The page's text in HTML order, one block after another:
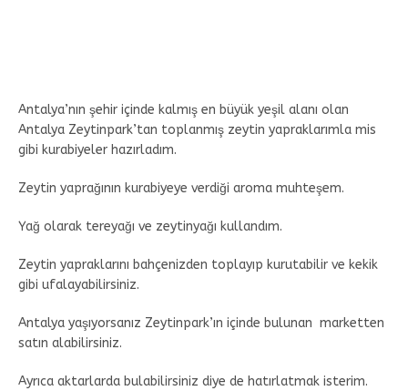
Antalya’nın şehir içinde kalmış en büyük yeşil alanı olan
Antalya Zeytinpark’tan toplanmış zeytin yapraklarımla mis
gibi kurabiyeler hazırladım.
Zeytin yaprağının kurabiyeye verdiği aroma muhteşem.
Yağ olarak tereyağı ve zeytinyağı kullandım.
Zeytin yapraklarını bahçenizden toplayıp kurutabilir ve kekik
gibi ufalayabilirsiniz.
Antalya yaşıyorsanız Zeytinpark’ın içinde bulunan marketten
satın alabilirsiniz.
Ayrıca aktarlarda bulabilirsiniz diye de hatırlatmak isterim.